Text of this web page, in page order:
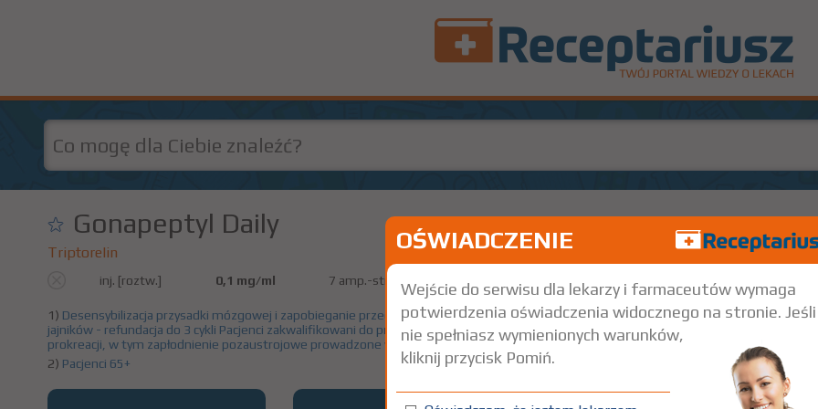
Gonapeptyl Daily
Triptorelin
inj. [roztw.] 0,1 mg/ml 7 amp.-strzyk. 1 ml Iniekcje
Rx
1) Desensybilizacja przysadki mózgowej i zapobieganie przedwczesnej owulacji u pacjentek w wieku poniżej 40 roku życia,
jajników - refundacja do 3 cykli Pacjenci zakwalifikowani do programu polityki zdrowotnej: leczenie niepłodności obejmujące procedury
prokreacji, w tym zapłodnienie pozaustrojowe prowadzone w ośrodku medycznie wspomaganej prokreacji, na lata 2024-2028
2) Pacjenci 65+
OŚWIADCZENIE
Wejście do serwisu dla lekarzy i farmaceutów wymaga
potwierdzenia oświadczenia widocznego na stronie. Jeśli
nie spełniasz wymienionych warunków,
kliknij przycisk Pomiń.